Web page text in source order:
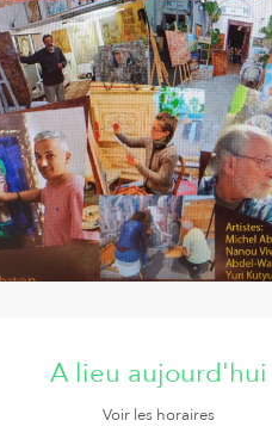
A lieu aujourd'hui
Voir les horaires